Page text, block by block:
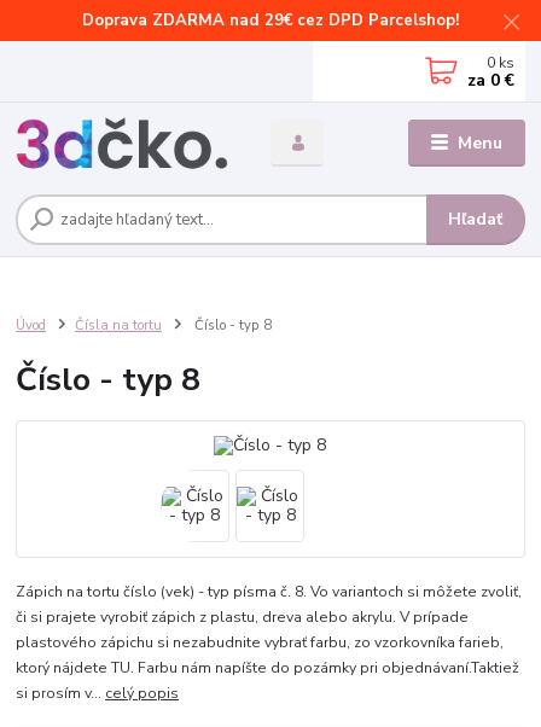
Doprava ZDARMA nad 29€ cez DPD Parcelshop!
Menu
Hľadať
0 ks
za 0 €
Úvod Čísla na tortu Číslo - typ 8
Číslo - typ 8
Zápich na tortu číslo (vek) - typ písma č. 8. Vo variantoch si môžete zvoliť,
či si prajete vyrobiť zápich z plastu, dreva alebo akrylu. V prípade
plastového zápichu si nezabudnite vybrať farbu, zo vzorkovníka farieb,
ktorý nájdete TU. Farbu nám napíšte do pozámky pri objednávaní.Taktiež
si prosím v... celý popis